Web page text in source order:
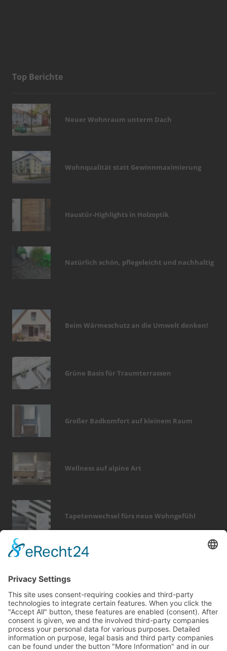
Top Berichte
Neuer Wohnraum unterm Dach
Wohnqualität statt Gewinnmaximierung
Haustür-Highlights in Holzoptik
Natürlich schön, pflegeleicht und nachhaltig
Beim Wärmeschutz an die Umwelt denken!
Grüne Basis für Traumterrassen
Großer Badkomfort auf kleinem Raum
Wellness auf alpine Art
Tapetenwechsel fürs neue Wohngefühl
möbel finanzierung modernisieren
fotovoltaik
elektro
zaun rund ums haus fliesen
dach
feuer
garten fenster sanieren
hausbau